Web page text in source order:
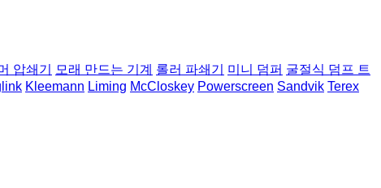
압쇄기 모래 만드는 기계 롤러 파쇄기 미니 덤퍼 굴절식 덤프 트
Kleemann Liming McCloskey Powerscreen Sandvik Terex